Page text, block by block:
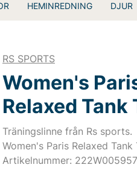
HEMINREDNING DJUR
RS SPORTS
Women's
Relaxed Tank
Träningslinne från Rs sports.
Women's Paris Relaxed Tank
Artikelnummer: 222W005957